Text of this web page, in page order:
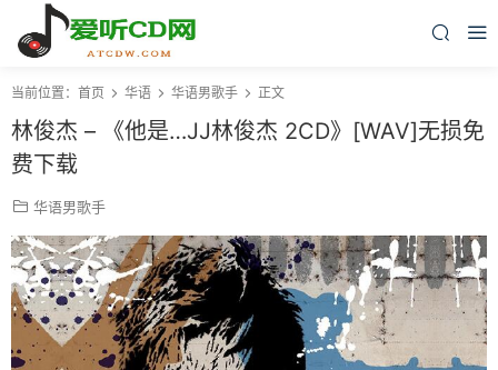
当前位置： 首页 华语 华语男歌手 正文
林俊杰 – 《他是…JJ林俊杰 2CD》[WAV]无损免
费下载
华语男歌手